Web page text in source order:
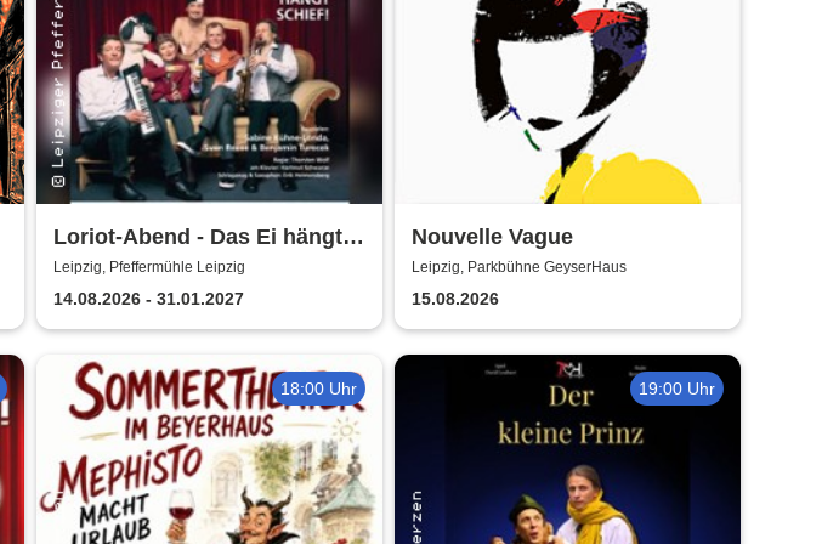
Loriot-Abend - Das Ei hängt
schief | Kabarett Leipziger
Pfeffermühle
Leipzig, Pfeffermühle Leipzig
14.08.2026 - 31.01.2027
Nouvelle Vague
Leipzig, Parkbühne GeyserHaus
15.08.2026
18:00 Uhr 19:00 Uhr